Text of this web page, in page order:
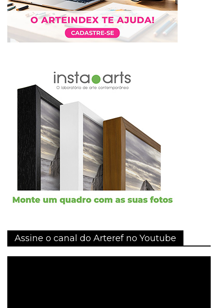
Assine o canal do Arteref no Youtube